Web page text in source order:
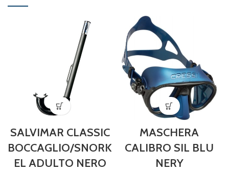
SALVIMAR CLASSIC
BOCCAGLIO/SNORK
EL ADULTO NERO
MASCHERA
CALIBRO SIL BLU
NERY